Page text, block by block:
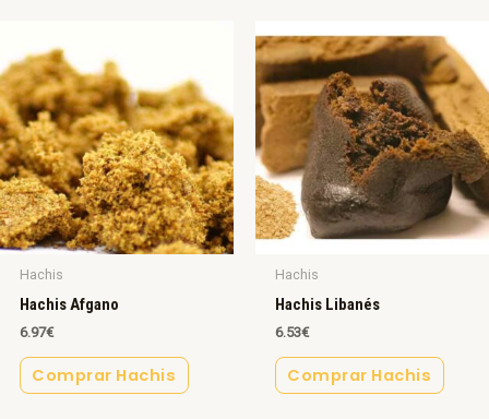
Hachis
Hachis Afgano
6.97€
Comprar Hachis
Hachis
Hachis Libanés
6.53€
Comprar Hachis